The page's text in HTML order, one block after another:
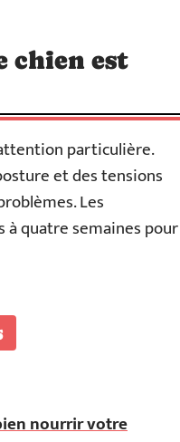
chien est
particulière.
et des tensions
Les
quatre semaines pour
nourrir votre